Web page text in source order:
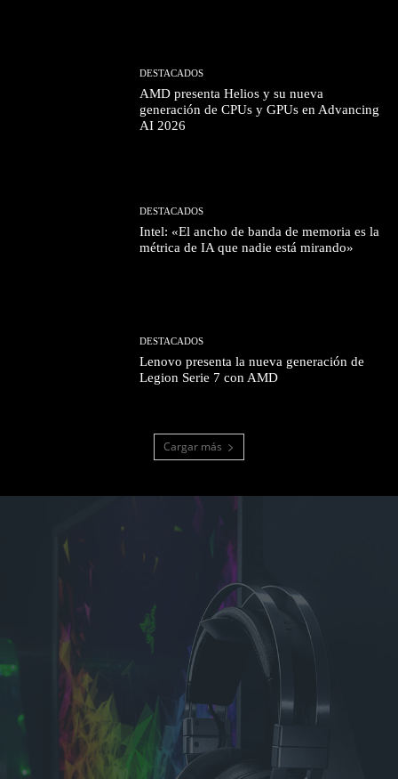
DESTACADOS
AMD presenta Helios y su nueva
generación de CPUs y GPUs en Advancing
AI 2026
DESTACADOS
Intel: «El ancho de banda de memoria es la
métrica de IA que nadie está mirando»
DESTACADOS
Lenovo presenta la nueva generación de
Legion Serie 7 con AMD
Cargar más